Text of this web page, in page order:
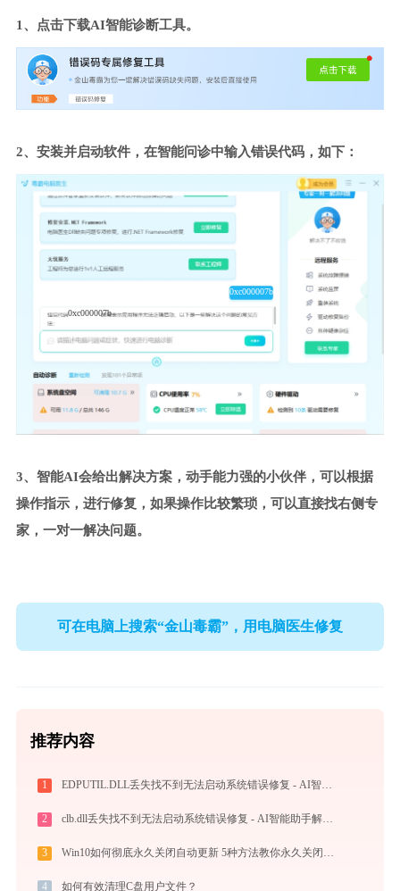
1、点击下载AI智能诊断工具。
2、安装并启动软件，在智能问诊中输入错误代码，如下：
0xc000007b
0xc000007b
3、智能AI会给出解决方案，动手能力强的小伙伴，可以根据
操作指示，进行修复，如果操作比较繁琐，可以直接找右侧专
家，一对一解决问题。
可在电脑上搜索“金山毒霸”，用电脑医生修复
推荐内容
1 EDPUTIL.DLL丢失找不到无法启动系统错误修复 - AI智能助手解决方案
2 clb.dll丢失找不到无法启动系统错误修复 - AI智能助手解决方案
3 Win10如何彻底永久关闭自动更新 5种方法教你永久关闭win10自动更新
4 如何有效清理C盘用户文件？